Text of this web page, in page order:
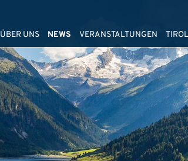
ÜBER UNS NEWS VERANSTALTUNGEN